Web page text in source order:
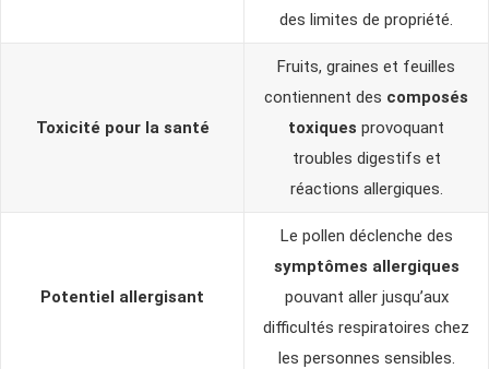
des limites de propriété.
Toxicité pour la santé
Fruits, graines et feuilles
contiennent des composés
toxiques provoquant
troubles digestifs et
réactions allergiques.
Potentiel allergisant
Le pollen déclenche des
symptômes allergiques
pouvant aller jusqu’aux
difficultés respiratoires chez
les personnes sensibles.